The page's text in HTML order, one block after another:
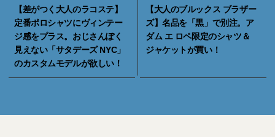
【差がつく大人のラコステ】
定番ポロシャツにヴィンテー
ジ感をプラス。おじさんぽく
見えない「サタデーズ NYC」
のカスタムモデルが欲しい！
【大人のブルックス ブラザー
ズ】名品を「黒」で別注。ア
ダム エ ロペ限定のシャツ＆
ジャケットが買い！